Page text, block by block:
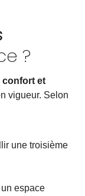
?
confort et
vigueur. Selon
une troisième
espace